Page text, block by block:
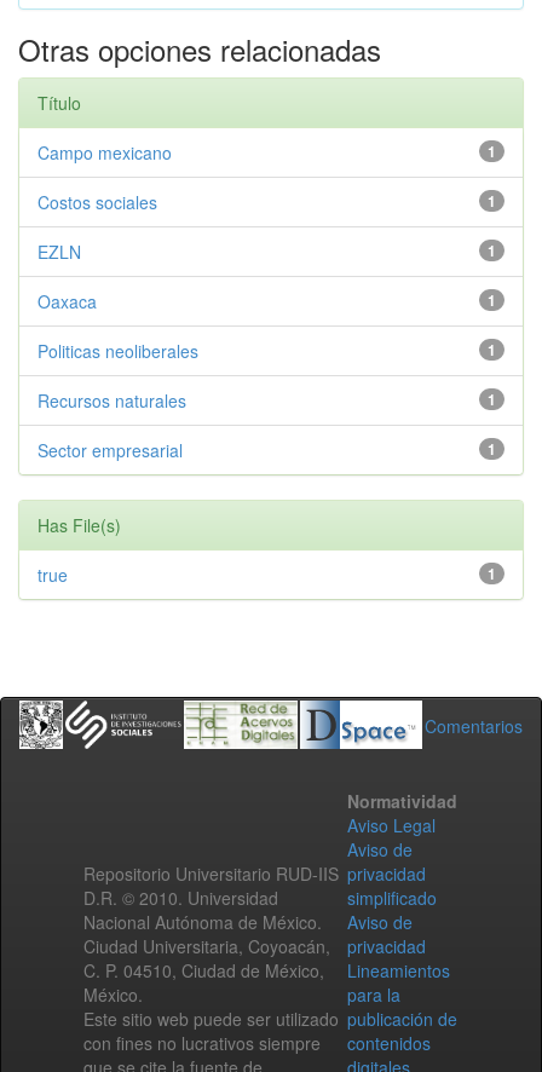
Otras opciones relacionadas
Título
1
Campo mexicano
1
Costos sociales
1
EZLN
1
Oaxaca
1
Politicas neoliberales
1
Recursos naturales
1
Sector empresarial
Has File(s)
1
true
Comentarios
Repositorio Universitario RUD-IIS
D.R. © 2010. Universidad
Nacional Autónoma de México.
Ciudad Universitaria, Coyoacán,
C. P. 04510, Ciudad de México,
México.
Este sitio web puede ser utilizado
con fines no lucrativos siempre
que se cite la fuente de
Normatividad
Aviso Legal
Aviso de
privacidad
simplificado
Aviso de
privacidad
Lineamientos
para la
publicación de
contenidos
digitales